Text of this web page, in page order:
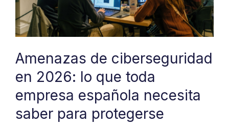
Amenazas de ciberseguridad
en 2026: lo que toda
empresa española necesita
saber para protegerse